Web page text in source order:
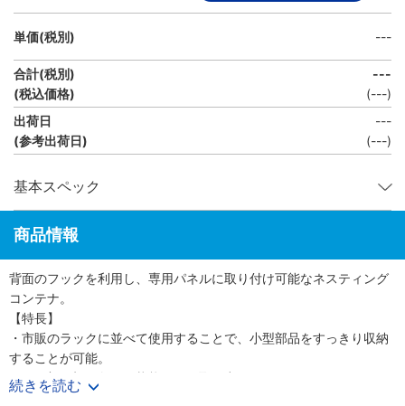
単価(税別) ---
合計(税別)
(税込価格)
---
(---)
出荷日
(参考出荷日)
---
(---)
基本スペック
商品情報
背面のフックを利用し、専用パネルに取り付け可能なネスティング
コンテナ。
【特長】
・市販のラックに並べて使用することで、小型部品をすっきり収納
することが可能。
・開口部が切り欠いた状態のため取り出しやすい。
・持ち手にもなっているため引き出しやすい。
続きを読む